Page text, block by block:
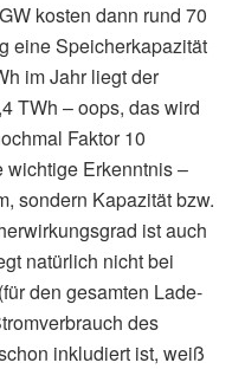
kosten dann rund 70
eine Speicherkapazität
im Jahr liegt der
TWh – oops, das wird
Faktor 10
wichtige Erkenntnis –
sondern Kapazität bzw.
ist auch
natürlich nicht bei
den gesamten Lade-
des
inkludiert ist, weiß